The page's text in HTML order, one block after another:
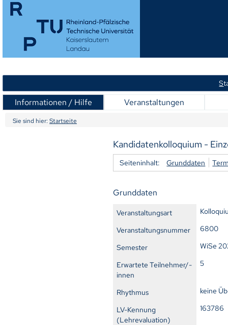
S
Informationen / Hilfe Veranstaltungen
Sie sind hier: Startseite
Kandidatenkolloquium -
Seiteninhalt: Grunddaten
Grunddaten
Veranstaltungsart
Veranstaltungsnummer
6800
Semester
WiSe
Erwartete Teilnehmer/-
innen
5
Rhythmus
keine
LV-Kennung
(Lehrevaluation)